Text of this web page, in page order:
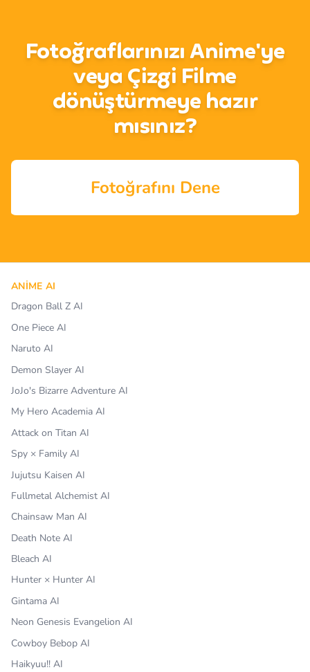
Fotoğraflarınızı Anime'ye
veya Çizgi Filme
dönüştürmeye hazır
mısınız?
Fotoğrafını Dene
ANIME AI
Dragon Ball Z AI
One Piece AI
Naruto AI
Demon Slayer AI
JoJo's Bizarre Adventure AI
My Hero Academia AI
Attack on Titan AI
Spy × Family AI
Jujutsu Kaisen AI
Fullmetal Alchemist AI
Chainsaw Man AI
Death Note AI
Bleach AI
Hunter × Hunter AI
Gintama AI
Neon Genesis Evangelion AI
Cowboy Bebop AI
Haikyuu!! AI